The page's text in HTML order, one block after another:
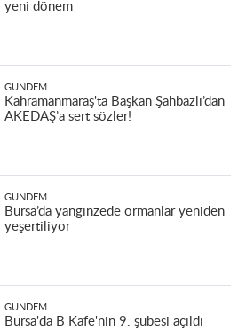
yeni dönem
GÜNDEM
Kahramanmaraş'ta Başkan Şahbazlı’dan
AKEDAŞ’a sert sözler!
GÜNDEM
Bursa’da yangınzede ormanlar yeniden
yeşertiliyor
GÜNDEM
Bursa'da B Kafe'nin 9. şubesi açıldı